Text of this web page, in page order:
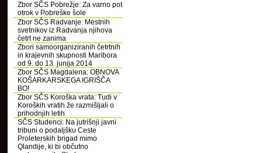
Zbor SČS Pobrežje: Za varno pot
otrok v Pobreške šole
Zbor SČS Radvanje: Mestnih
svetnikov iz Radvanja njihova
četrt ne zanima
Zbori samoorganiziranih četrtnih
in krajevnih skupnosti Maribora
od 9. do 13. junija 2014
Zbor SČS Magdalena: OBNOVA
KOŠARKARSKEGA IGRIŠČA
BO!
Zbor SČS Koroška vrata: Tudi v
Koroških vratih že razmišljali o
prihodnjih letih
SČS Studenci: Na jutrišnji javni
tribuni o podaljšku Ceste
Proleterskih brigad mimo
Qlandije, ki bi občutno